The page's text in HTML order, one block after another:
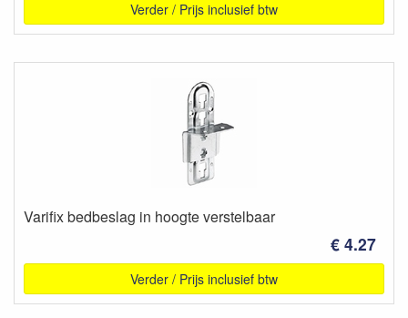
Verder / Prijs inclusief btw
Varifix bedbeslag in hoogte verstelbaar
€ 4.27
Verder / Prijs inclusief btw